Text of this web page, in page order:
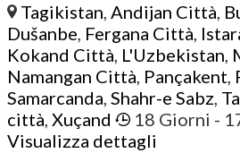
Tagikistan,Andijan Città,
Dušanbe, Fergana Città,
Kokand Città, L'Uzbekistan,
Namangan Città, Pançakent,
Samarcanda, Shahr-e Sabz,
città, Xuçand 18 Giorni -
Visualizza dettagli